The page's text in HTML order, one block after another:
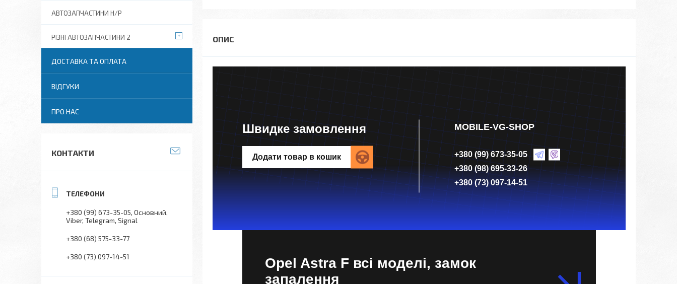
Швидке замовлення
Додати товар в кошик
MOBILE-VG-SHOP
+380 (99) 673-35-05
+380 (98) 695-33-26
+380 (73) 097-14-51
Opel Astra F всі моделі, замок
запалення
АВТОЗАПЧАСТИНИ Н/Р
РІЗНІ АВТОЗАПЧАСТИНИ 2
ДОСТАВКА ТА ОПЛАТА
ВІДГУКИ
ПРО НАС
КОНТАКТИ
+380 (99) 673-35-05 Основний,
Viber, Telegram, Signal
+380 (68) 575-33-77
+380 (73) 097-14-51